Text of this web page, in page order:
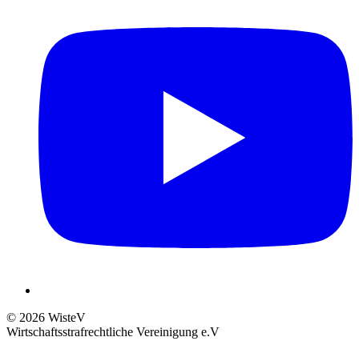
© 2026 WisteV
Wirtschaftsstrafrechtliche Vereinigung e.V